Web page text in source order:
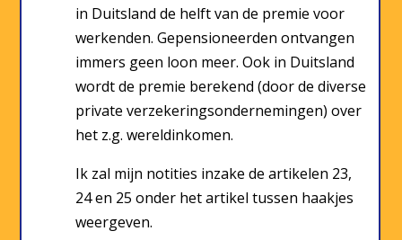
in Duitsland de helft van de premie voor
werkenden. Gepensioneerden ontvangen
immers geen loon meer. Ook in Duitsland
wordt de premie berekend (door de diverse
private verzekeringsondernemingen) over
het z.g. wereldinkomen.
Ik zal mijn notities inzake de artikelen 23,
24 en 25 onder het artikel tussen haakjes
weergeven.